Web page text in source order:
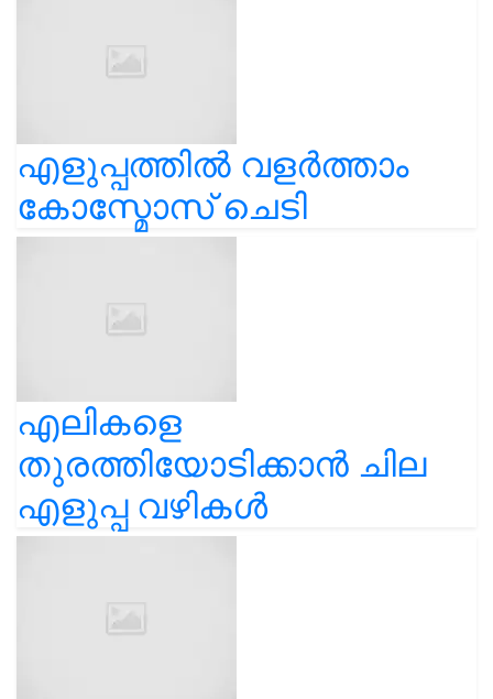
എളുപ്പത്തിൽ വളർത്താം
കോസ്മോസ് ചെടി
എലികളെ
തുരത്തിയോടിക്കാൻ ചില
എളുപ്പ വഴികൾ